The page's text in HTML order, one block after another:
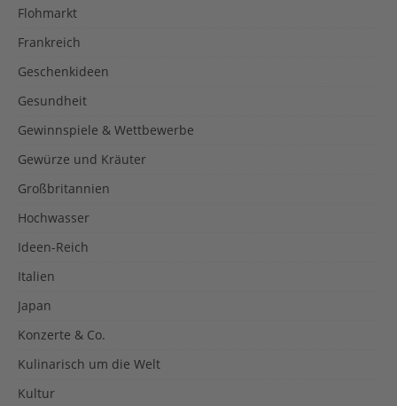
Flohmarkt
Frankreich
Geschenkideen
Gesundheit
Gewinnspiele & Wettbewerbe
Gewürze und Kräuter
Großbritannien
Hochwasser
Ideen-Reich
Italien
Japan
Konzerte & Co.
Kulinarisch um die Welt
Kultur